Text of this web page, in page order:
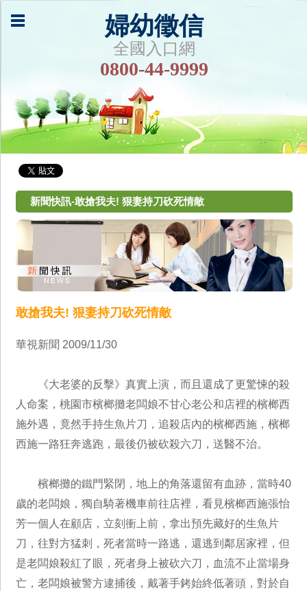
婦幼徵信
全國入口網
0800-44-9999
新聞快訊-敢搶我夫! 狠妻持刀砍死情敵
敢搶我夫! 狠妻持刀砍死情敵
華視新聞 2009/11/30
《大老婆的反擊》真實上演，而且還成了更驚悚的殺
人命案，桃園市檳榔攤老闆娘不甘心老公和店裡的檳榔西
施外遇，竟然手持生魚片刀，追殺店內的檳榔西施，檳榔
西施一路狂奔逃跑，最後仍被砍殺六刀，送醫不治。
檳榔攤的鐵門緊閉，地上的角落還留有血跡，當時40
歲的老闆娘，獨自騎著機車前往店裡，看見檳榔西施張怡
芳一個人在顧店，立刻衝上前，拿出預先藏好的生魚片
刀，往對方猛刺，死者當時一路逃，還逃到鄰居家裡，但
是老闆娘殺紅了眼，死者身上被砍六刀，血流不止當場身
亡，老闆娘被警方逮捕後，戴著手銬始終低著頭，對於自